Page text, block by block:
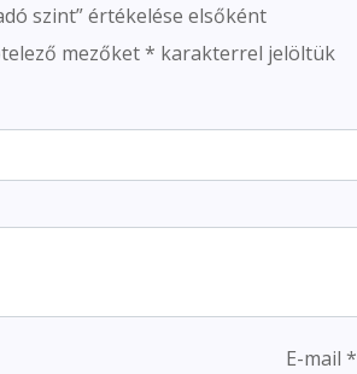
szint” értékelése elsőként
mezőket* karakterrel jelöltük
E-mail*